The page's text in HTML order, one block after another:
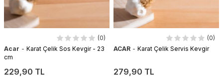
(0)
Acar - Karat Çelik Sos Kevgir - 23
cm
229,90 TL
(0)
ACAR - Karat Çelik Servis Kevgir
279,90 TL